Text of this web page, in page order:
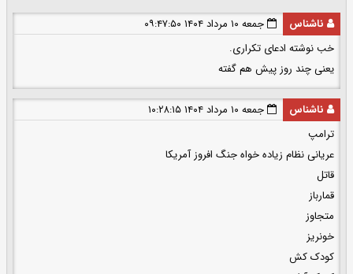
ناشناس
جمعه ۱۰ مرداد ۱۴۰۴ ۰۹:۴۷:۵۰
خب نوشته ادعای تکراری.
یعنی چند روز پیش هم گفته
ناشناس
جمعه ۱۰ مرداد ۱۴۰۴ ۱۰:۲۸:۱۵
ترامپ
عریانی نظام زیاده خواه جنگ افروز آمریکا
قاتل
قمارباز
متجاوز
خونریز
کودک کش